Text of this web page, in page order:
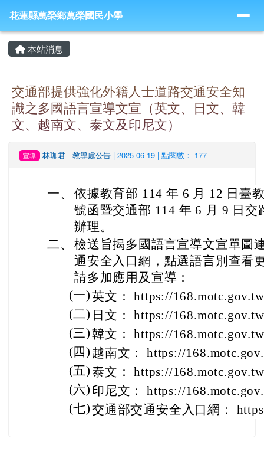
花蓮縣萬榮鄉萬榮國民小學
導覽列
花蓮縣萬榮鄉萬榮國民小學
主內容區域
本站消息
交通部提供強化外籍人士道路交通安全知
識之多國語言宣導文宣（英文、日文、韓
文、越南文、泰文及印尼文）
宣導 林珈君 -教導處公告 | 2025-06-19 | 點閱數： 177
一、 依據教育部 114 年 6 月 12 日臺
號函暨交通部 114 年 6 月 9 日交
辦理。
二、 檢送旨揭多國語言宣導文宣單圖
通安全入口網，點選語言別查看
請多加應用及宣導：
(一)英文： https://
(二) 日文： https://
(三)韓文： https://
(四) 越南文： https://
(五)泰文： https://
(六) 印尼文： https://
(七)交通部交通安全入口網：
頁尾區域